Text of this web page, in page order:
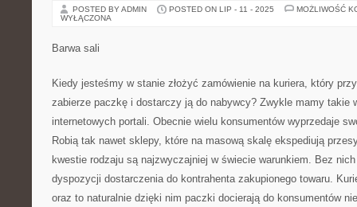
POSTED BY ADMIN POSTED ON LIP - 11 - 2025
MOŻLIWOŚĆ
WYŁĄCZONA
Barwa sali
Kiedy jesteśmy w stanie złożyć zamówienie na kuriera, który
zabierze paczkę i dostarczy ją do nabywcy? Zwykle mamy takie
internetowych portali. Obecnie wielu konsumentów wyprzedaje
Robią tak nawet sklepy, które na masową skalę ekspediują
kwestie rodzaju są najzwyczajniej w świecie warunkiem. Bez
dyspozycji dostarczenia do kontrahenta zakupionego towaru.
oraz to naturalnie dzięki nim paczki docierają do konsumentów